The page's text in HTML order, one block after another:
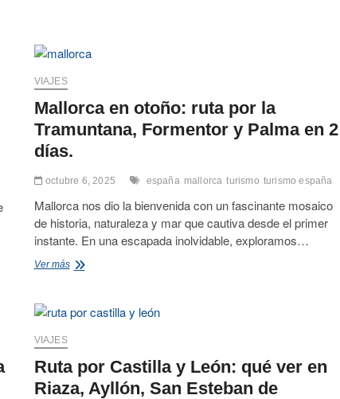
final
VIAJES
Mallorca en otoño: ruta por la
Tramuntana, Formentor y Palma en 2
días.
octubre 6, 2025 españa mallorca turismo turismo españa
Mallorca nos dio la bienvenida con un fascinante mosaico
de historia, naturaleza y mar que cautiva desde el primer
instante. En una escapada inolvidable, exploramos…
Ver másMallorca
por
Formentor
Palma
VIAJES
Ruta por Castilla y León: qué ver en
Riaza, Ayllón, San Esteban de